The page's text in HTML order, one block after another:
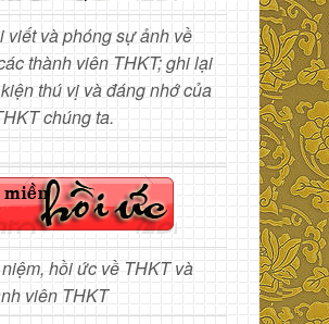
viết và phóng sự ảnh về
thành viên THKT; ghi lại
thú vị và đáng nhớ của
chúng ta.
hồi ức về THKT và
viên THKT